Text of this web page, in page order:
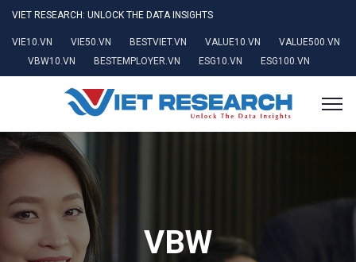
VIET RESEARCH: UNLOCK THE DATA INSIGHTS
VIE10.VN VIE50.VN BESTVIET.VN VALUE10.VN
VALUE500.VN
VBW10.VN
BESTEMPLOYER.VN ESG10.VN ESG100.VN
VBW